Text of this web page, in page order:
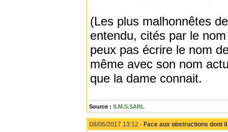
(Les plus malhonnêtes
entendu, cités par le
peux pas écrire le nom
même avec son nom
que la dame connait.
Source : S.M.S.SARL
08/06/2017 13:12 - Face aux obstructions dont